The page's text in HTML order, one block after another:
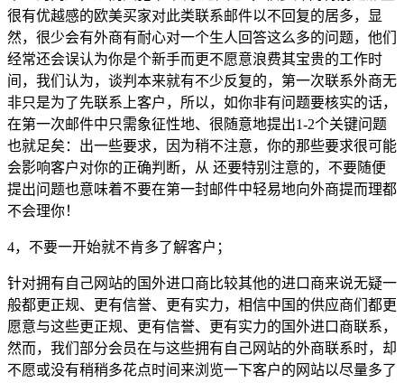
很有优越感的欧美买家对此类联系邮件以不回复的居多，显
然，很少会有外商有耐心对一个生人回答这么多的问题，他们
经常还会误认为你是个新手而更不愿意浪费其宝贵的工作时
间，我们认为，谈判本来就有不少反复的，第一次联系外商无
非只是为了先联系上客户，所以，如你非有问题要核实的话，
在第一次邮件中只需象征性地、很随意地提出1-2个关键问题
也就足矣：出一些要求，因为稍不注意，你的那些要求很可能
会影响客户对你的正确判断，从 还要特别注意的，不要随便
提出问题也意味着不要在第一封邮件中轻易地向外商提而理都
不会理你！
4，不要一开始就不肯多了解客户；
针对拥有自己网站的国外进口商比较其他的进口商来说无疑一
般都更正规、更有信誉、更有实力，相信中国的供应商们都更
愿意与这些更正规、更有信誉、更有实力的国外进口商联系，
然而，我们部分会员在与这些拥有自己网站的外商联系时，却
不愿或没有稍稍多花点时间来浏览一下客户的网站以尽量多了